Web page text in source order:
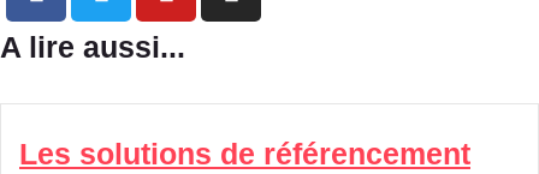
A lire aussi...
Les solutions de référencement